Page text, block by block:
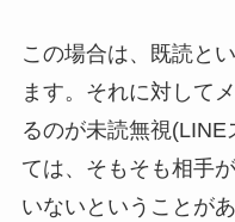
この場合は、既読と
ます。それに対して
るのが未読無視
ては、そもそも相手
いないということがあ